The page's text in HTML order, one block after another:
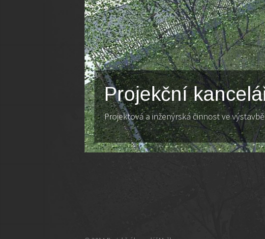
Projekční
Projektová a inženýrská činnost ve výstavbě